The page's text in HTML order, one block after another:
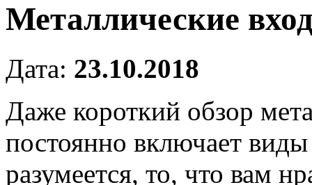
Металлические
Дата: 23.10.2018
Даже короткий обзор
постоянно включает
разумеется, то, что вам